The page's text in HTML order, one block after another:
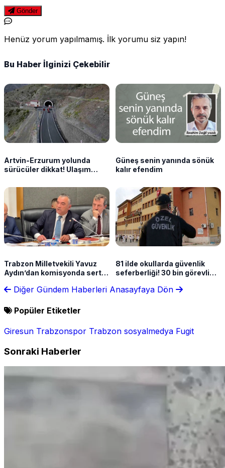
Gönder
Henüz yorum yapılmamış. İlk yorumu siz yapın!
Bu Haber İlginizi Çekebilir
Artvin-Erzurum yolunda
sürücüler dikkat! Ulaşım
Güneş senin yanında sönük
kalır efendim
Trabzon Milletvekili Yavuz
Aydın’dan komisyonda sert
olmaz”
81 ilde okullarda güvenlik
seferberliği! 30 bin görevli
Diğer Gündem Haberleri Anasayfaya Dön
Popüler Etiketler
Giresun Trabzonspor Trabzon sosyalmedya Fugit
Sonraki Haberler